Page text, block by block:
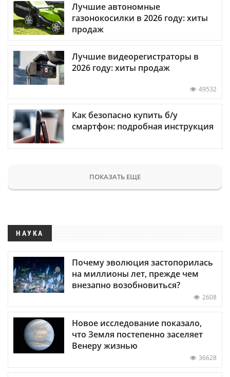
Лучшие автономные
газонокосилки в 2026 году: хиты
продаж
Лучшие видеорегистраторы в
2026 году: хиты продаж
49532
Как безопасно купить б/у
смартфон: подробная инструкция
ПОКАЗАТЬ ЕЩЕ
НАУКА
Почему эволюция застопорилась
на миллионы лет, прежде чем
внезапно возобновиться?
2608
Новое исследование показало,
что Земля постепенно заселяет
Венеру жизнью
36628